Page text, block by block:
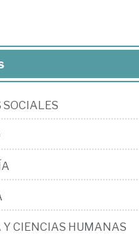
Y CIENCIAS HUMANAS